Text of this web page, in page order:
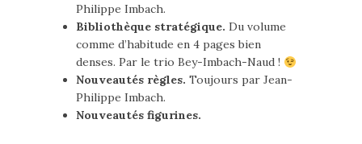
Philippe Imbach.
Bibliothèque stratégique. Du volume
comme d’habitude en 4 pages bien
denses. Par le trio Bey-Imbach-Naud !
Nouveautés règles. Toujours par Jean-
Philippe Imbach.
Nouveautés figurines.